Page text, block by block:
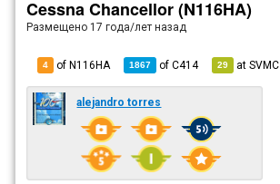
Cessna Chancellor (N116HA)
Размещено 17 года/лет назад
4 of N116HA 1867 ofC414 29 atSVMC
alejandro torres